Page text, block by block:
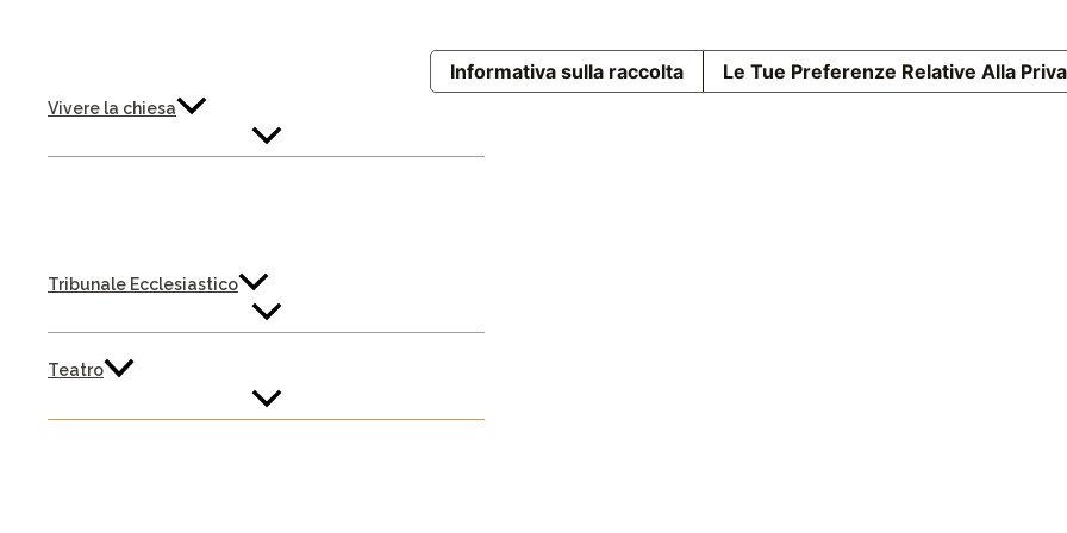
Vivere la chiesa
Tribunale Ecclesiastico
Teatro
Informativa sulla raccolta Le Tue Preferenze Relative Alla